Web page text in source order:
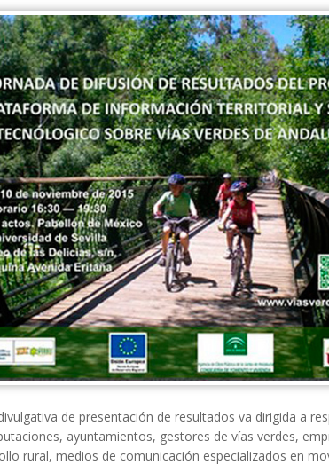
de presentación de resultados va dirigida a
ayuntamientos, gestores de vías verdes,
rural, medios de comunicación especializados en